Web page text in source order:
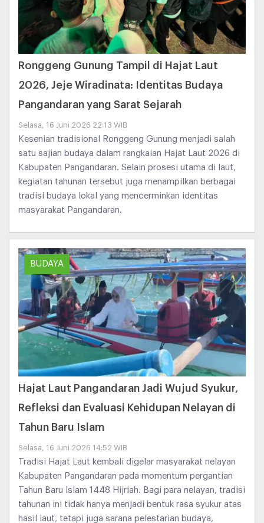
Ronggeng Gunung Tampil di Hajat Laut
2026, Jeje Wiradinata: Identitas Budaya
Pangandaran yang Sarat Sejarah
Selasa, 16 Juni 2026 22:13 WIB
Kesenian tradisional Ronggeng Gunung menjadi salah
satu sajian budaya dalam rangkaian Hajat Laut 2026 di
Kabupaten Pangandaran. Selain prosesi utama di laut,
kegiatan tahunan tersebut juga menampilkan berbagai
tradisi budaya lokal yang mencerminkan identitas
masyarakat Pangandaran.
BUDAYA
Hajat Laut Pangandaran Jadi Wujud Syukur,
Refleksi dan Evaluasi Kehidupan Nelayan di
Tahun Baru Islam
Selasa, 16 Juni 2026 14:52 WIB
Tradisi Hajat Laut kembali digelar masyarakat nelayan
Kabupaten Pangandaran pada momentum pergantian
Tahun Baru Islam 1448 Hijriah. Bagi para nelayan, tradisi
tahunan ini tidak hanya menjadi bentuk rasa syukur atas
hasil laut, tetapi juga sarana pelestarian budaya,